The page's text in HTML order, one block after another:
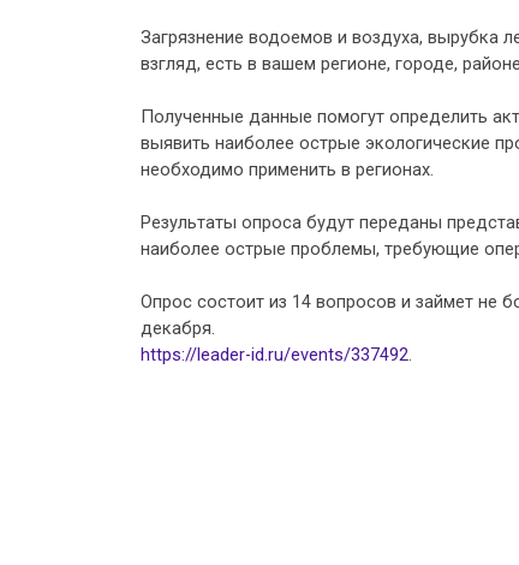
Загрязнение водоемов и воздуха, вырубка
взгляд, есть в вашем регионе, городе,
Полученные данные помогут определить
выявить наиболее острые экологические
необходимо применить в регионах.
Результаты опроса будут переданы
наиболее острые проблемы, требующие
Опрос состоит из 14 вопросов и займет не
декабря.
https://leader-id.ru/events/337492.